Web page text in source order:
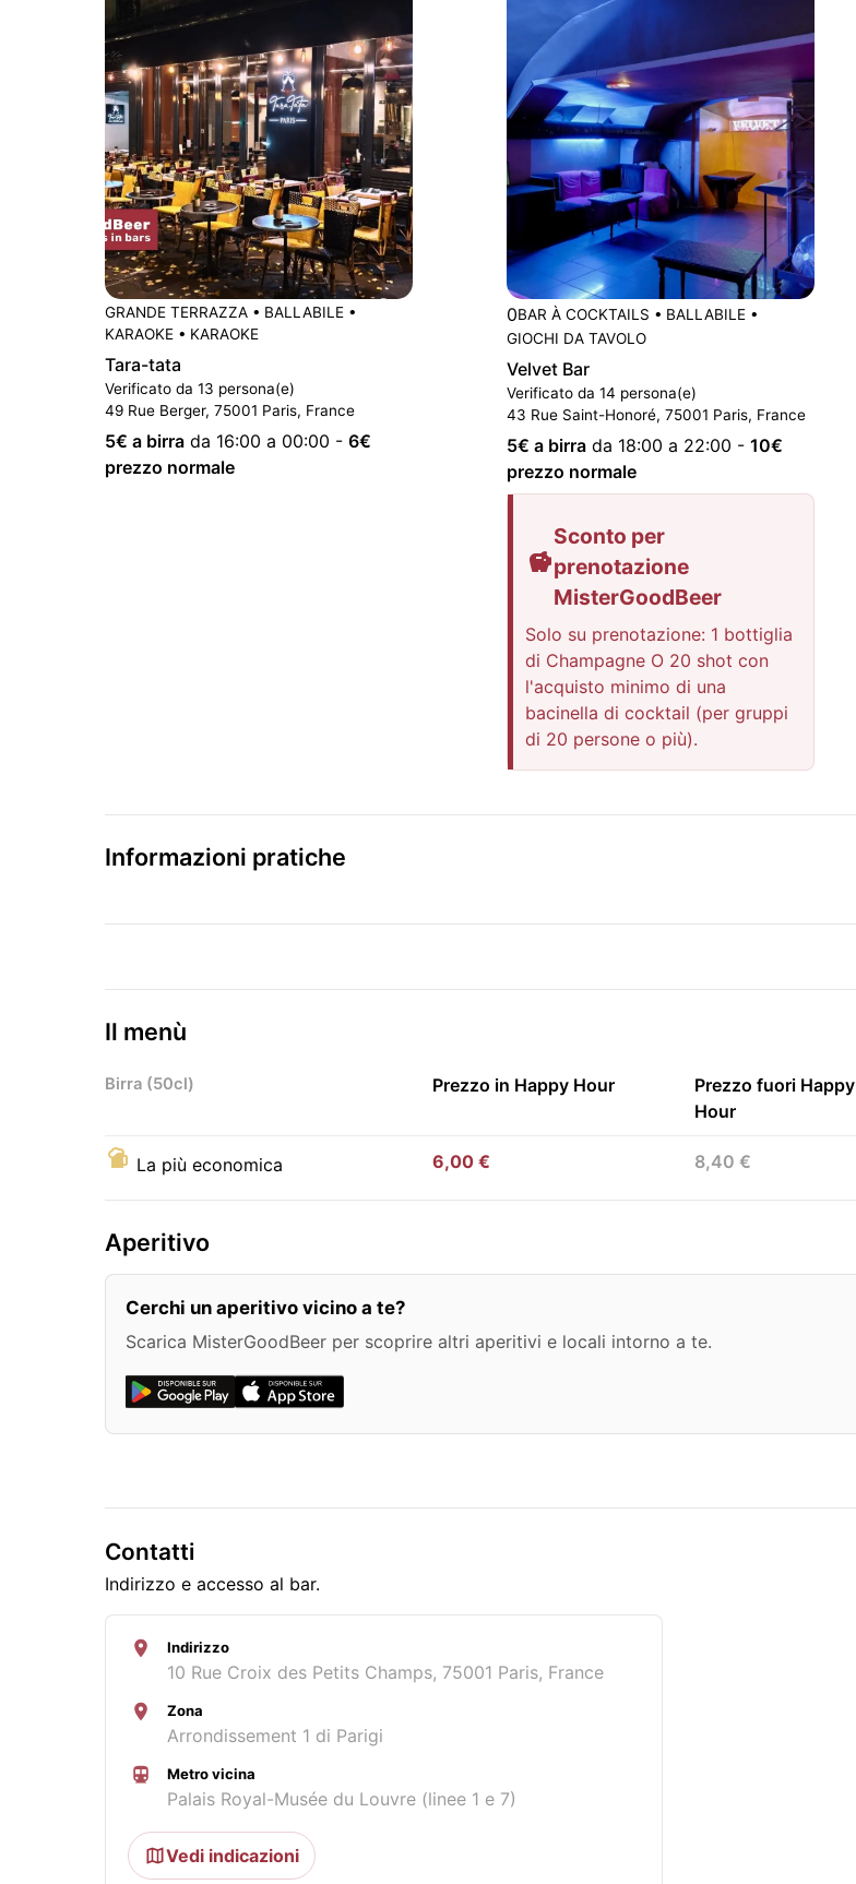
GRANDE TERRAZZA • BALLABILE•
KARAOKE • KARAOKE
Tara-tata
Verificato da 13 persona(e)
49 Rue Berger, 75001 Paris, France
5€ a birra da 16:00 a 00:00 - 6€
prezzo normale
0BAR À COCKTAILS • BALLABILE•
GIOCHI DA TAVOLO
Velvet Bar
Verificato da 14 persona(e)
43 Rue Saint-Honoré, 75001 Paris, France
5€ a birra da 18:00 a 22:00 - 10€
prezzo normale
Sconto per
prenotazione
MisterGoodBeer
Solo su prenotazione: 1 bottiglia
di Champagne O 20 shot con
l'acquisto minimo di una
bacinella di cocktail (per gruppi
di 20 persone o più).
Informazioni pratiche
Il menù
Birra (50cl) Prezzo in Happy Hour
Prezzo fuori Happy
Hour
La più economica 6,00 € 8,40 €
Aperitivo
Cerchi un aperitivo vicino a te?
Scarica MisterGoodBeer per scoprire altri aperitivi e locali intorno a te.
Contatti
Indirizzo e accesso al bar.
Indirizzo
10 Rue Croix des Petits Champs, 75001 Paris, France
Zona
Arrondissement 1 di Parigi
Metro vicina
Palais Royal-Musée du Louvre (linee 1 e 7)
Vedi indicazioni